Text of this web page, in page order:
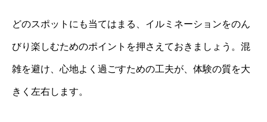
どのスポットにも当てはまる、イルミネーションをのん
びり楽しむためのポイントを押さえておきましょう。混
雑を避け、心地よく過ごすための工夫が、体験の質を大
きく左右します。